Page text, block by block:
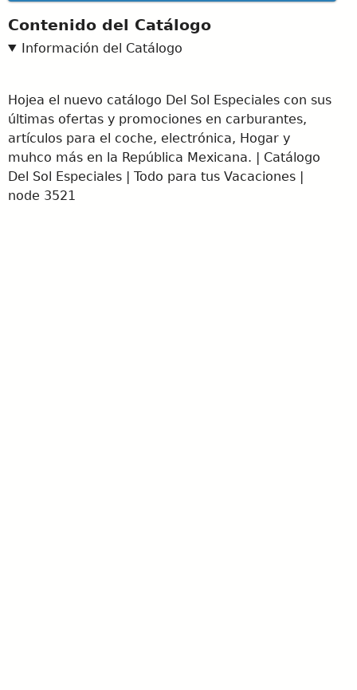
Contenido del Catálogo
Información del Catálogo
Hojea el nuevo catálogo Del Sol Especiales con sus
últimas ofertas y promociones en carburantes,
artículos para el coche, electrónica, Hogar y
muhco más en la República Mexicana. | Catálogo
Del Sol Especiales | Todo para tus Vacaciones |
node 3521